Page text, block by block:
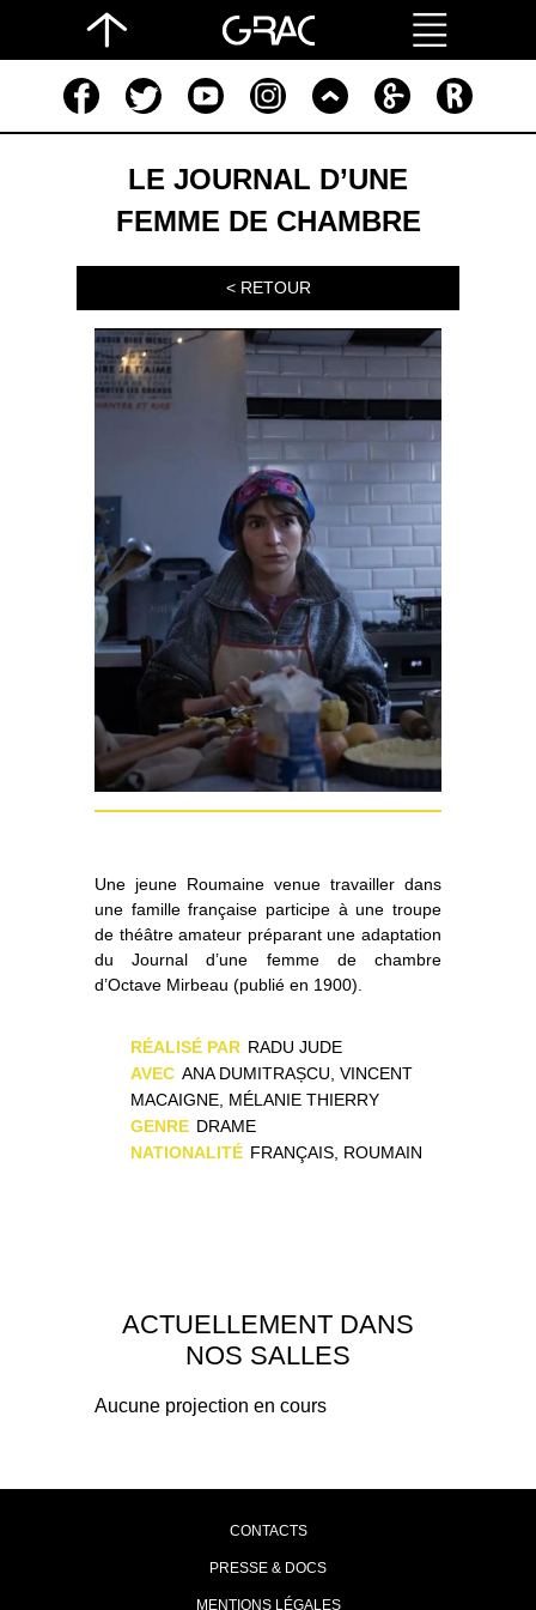
LE JOURNAL D’UNE
FEMME DE CHAMBRE
< RETOUR
Une jeune Roumaine venue travailler dans
une famille française participe à une troupe
de théâtre amateur préparant une adaptation
du Journal d’une femme de chambre
d’Octave Mirbeau (publié en 1900).
RÉALISÉ PAR RADU JUDE
AVEC ANA DUMITRAȘCU, VINCENT
MACAIGNE, MÉLANIE THIERRY
GENRE DRAME
NATIONALITÉ FRANÇAIS, ROUMAIN
ACTUELLEMENT DANS
NOS SALLES
Aucune projection en cours
CONTACTS
PRESSE & DOCS
MENTIONS LÉGALES